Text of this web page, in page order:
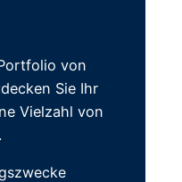
von
Sie Ihr
Vielzahl von